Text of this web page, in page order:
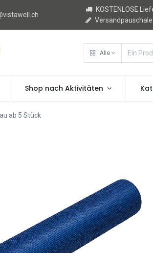
KOSTENLOSE
Versandpauschale
Alle
Shop nach Aktivitäten
ab 5 Stück